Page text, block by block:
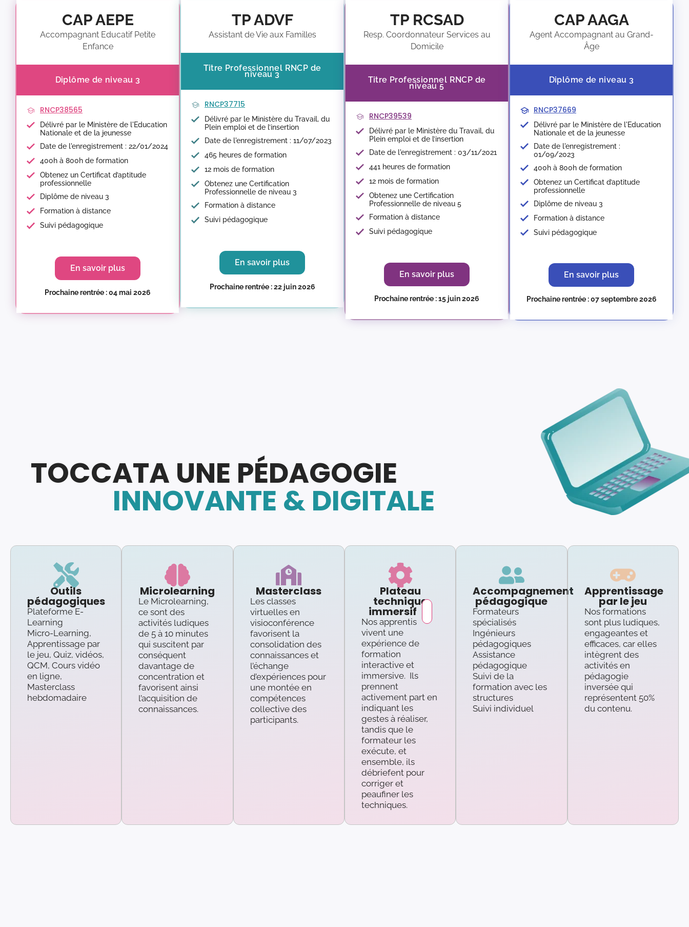
CAP AEPE
Accompagnant Educatif Petite
Enfance
Diplôme de niveau 3
RNCP38565
Délivré par le Ministère de l'Education
Nationale et de la jeunesse
Date de l'enregistrement : 22/01/2024
400h à 800h de formation
Obtenez un Certificat d’aptitude
professionnelle
Diplôme de niveau 3
Formation à distance
Suivi pédagogique
En savoir plus
Prochaine rentrée : 04 mai 2026
TP ADVF
Assistant de Vie aux Familles
Titre Professionnel RNCP de
niveau 3
RNCP37715
Délivré par le Ministère du Travail, du
Plein emploi et de l’insertion
Date de l'enregistrement : 11/07/2023
465 heures de formation
12 mois de formation
Obtenez une Certification
Professionnelle de niveau 3
Formation à distance
Suivi pédagogique
En savoir plus
Prochaine rentrée : 22 juin 2026
TP RCSAD
Resp. Coordonnateur Services au
Domicile
Titre Professionnel RNCP de
niveau 5
RNCP39539
Délivré par le Ministère du Travail, du
Plein emploi et de l’insertion
Date de l'enregistrement : 03/11/2021
441 heures de formation
12 mois de formation
Obtenez une Certification
Professionnelle de niveau 5
Formation à distance
Suivi pédagogique
En savoir plus
Prochaine rentrée : 15 juin 2026
CAP AAGA
Agent Accompagnant au Grand-
Âge
Diplôme de niveau 3
RNCP37669
Délivré par le Ministère de l'Education
Nationale et de la jeunesse​
Date de l'enregistrement :
01/09/2023
400h à 800h de formation
Obtenez un Certificat d’aptitude
professionnelle
Diplôme de niveau 3
Formation à distance
Suivi pédagogique
En savoir plus
Prochaine rentrée : 07 septembre 2026
TOCCATA UNE PÉDAGOGIE
INNOVANTE & DIGITALE
Outils
pédagogiques
Plateforme E-
Learning
Micro-Learning,
Apprentissage par
le jeu, Quiz, vidéos,
QCM, Cours vidéo
en ligne,
Masterclass
hebdomadaire
Microlearning
Le Microlearning,
ce sont des
activités ludiques
de 5 à 10 minutes
qui suscitent par
conséquent
davantage de
concentration et
favorisent ainsi
l’acquisition de
connaissances.
Masterclass
Les classes
virtuelles en
visioconférence
favorisent la
consolidation des
connaissances et
l’échange
d’expériences pour
une montée en
compétences
collective des
participants.
Plateau
technique
immersif
Nos apprentis
vivent une
expérience de
formation
interactive et
immersive. Ils
prennent
activement part en
indiquant les
gestes à réaliser,
tandis que le
formateur les
exécute, et
ensemble, ils
débriefent pour
corriger et
peaufiner les
techniques.
Accompagnement
pédagogique
Formateurs
spécialisés
Ingénieurs
pédagogiques
Assistance
pédagogique
Suivi de la
formation avec les
structures
Suivi individuel
Apprentissage
par le jeu
Nos formations
sont plus ludiques,
engageantes et
efficaces, car elles
intègrent des
activités en
pédagogie
inversée qui
représentent 50%
du contenu.